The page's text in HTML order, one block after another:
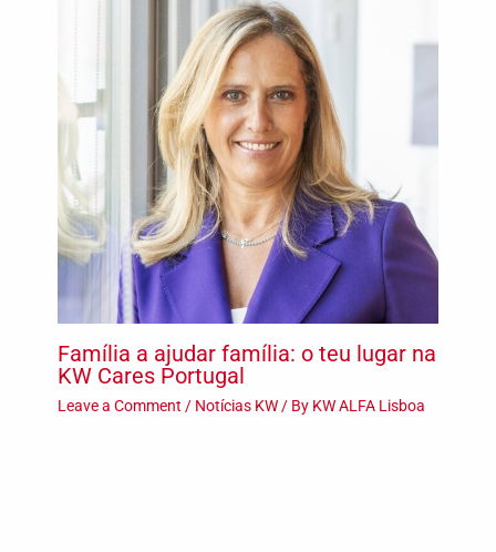
Família a ajudar família: o teu lugar na
KW Cares Portugal
Leave a Comment / Notícias KW/ By KW ALFA Lisboa